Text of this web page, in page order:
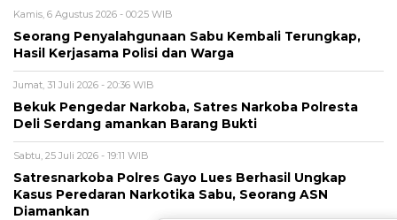
Kamis, 6 Agustus 2026 - 00:25 WIB
Seorang Penyalahgunaan Sabu Kembali Terungkap,
Hasil Kerjasama Polisi dan Warga
Jumat, 31 Juli 2026 - 20:36 WIB
Bekuk Pengedar Narkoba, Satres Narkoba Polresta
Deli Serdang amankan Barang Bukti
Sabtu, 25 Juli 2026 - 19:11 WIB
Satresnarkoba Polres Gayo Lues Berhasil Ungkap
Kasus Peredaran Narkotika Sabu, Seorang ASN
Diamankan